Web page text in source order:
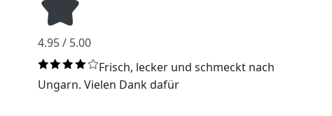
4.95 / 5.00
Frisch, lecker und schmeckt nach
Ungarn. Vielen Dank dafür